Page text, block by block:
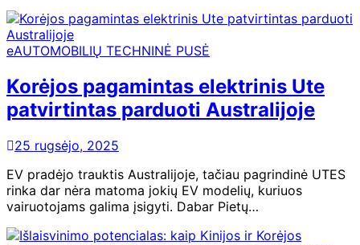
eAUTOMOBILIŲ TECHNINĖ PUSĖ
Korėjos pagamintas elektrinis Ute
patvirtintas parduoti Australijoje
25 rugsėjo, 2025
EV pradėjo trauktis Australijoje, tačiau pagrindinė UTES
rinka dar nėra matoma jokių EV modelių, kuriuos
vairuotojams galima įsigyti. Dabar Pietų…